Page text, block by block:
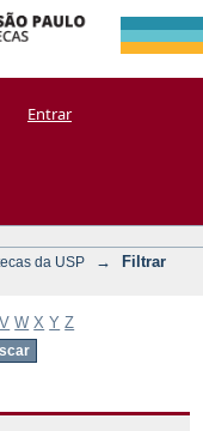
Entrar
da USP →
Filtrar
V W X Y Z